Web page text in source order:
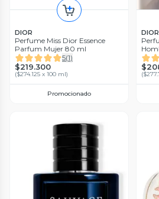
DIOR
Perfume Miss Dior Essence
Parfum Mujer 80 ml
5(1)
$219.300
($274.125 x 100 ml)
Promocionado
DIOR
(